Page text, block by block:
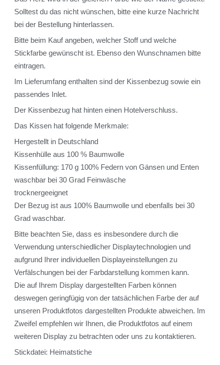
Solltest du das nicht wünschen, bitte eine kurze Nachricht
bei der Bestellung hinterlassen.
Bitte beim Kauf angeben, welcher Stoff und welche
Stickfarbe gewünscht ist. Ebenso den Wunschnamen bitte
eintragen.
Im Lieferumfang enthalten sind der Kissenbezug sowie ein
passendes Inlet.
Der Kissenbezug hat hinten einen Hotelverschluss.
Das Kissen hat folgende Merkmale:
Hergestellt in Deutschland
Kissenhülle aus 100 % Baumwolle
Kissenfüllung: 170 g 100% Federn von Gänsen und Enten
waschbar bei 30 Grad Feinwäsche
trocknergeeignet
Der Bezug ist aus 100% Baumwolle und ebenfalls bei 30
Grad waschbar.
Bitte beachten Sie, dass es insbesondere durch die
Verwendung unterschiedlicher Displaytechnologien und
aufgrund Ihrer individuellen Displayeinstellungen zu
Verfälschungen bei der Farbdarstellung kommen kann.
Die auf Ihrem Display dargestellten Farben können
deswegen geringfügig von der tatsächlichen Farbe der auf
unseren Produktfotos dargestellten Produkte abweichen. Im
Zweifel empfehlen wir Ihnen, die Produktfotos auf einem
weiteren Display zu betrachten oder uns zu kontaktieren.
Stickdatei: Heimatstiche